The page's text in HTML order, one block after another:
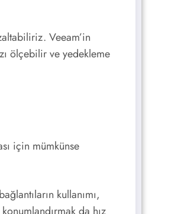
Veeam’in
ölçebilir ve yedekleme
için mümkünse
kullanımı,